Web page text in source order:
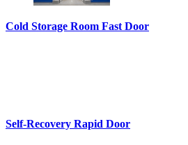
Cold Storage Room Fast Door
Self-Recovery Rapid Door